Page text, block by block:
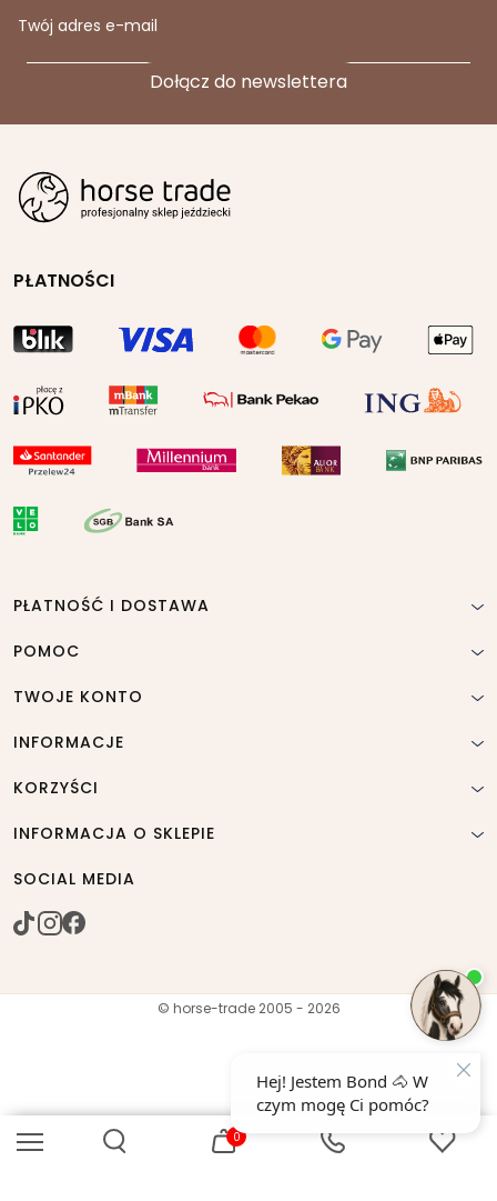
0
Twój adres e-mail
PŁATNOŚCI
PŁATNOŚĆ I DOSTAWA
POMOC
TWOJE KONTO
INFORMACJE
KORZYŚCI
INFORMACJA O SKLEPIE
SOCIAL MEDIA
© horse-trade 2005 - 2026